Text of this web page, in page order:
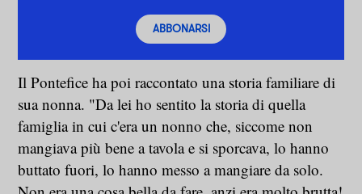
ABBONARSI
Il Pontefice ha poi raccontato una storia familiare di
sua nonna. "Da lei ho sentito la storia di quella
famiglia in cui c'era un nonno che, siccome non
mangiava più bene a tavola e si sporcava, lo hanno
buttato fuori, lo hanno messo a mangiare da solo.